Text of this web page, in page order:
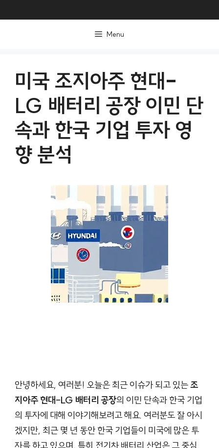
Menu
미국 조지아주 현대-
LG 배터리 공장 이민 단
속과 한국 기업 투자 영
향 분석
안녕하세요, 여러분! 오늘은 최근 이슈가 되고 있는조
지아주 현대-LG 배터리 공장의 이민 단속과 한국 기업
의 투자에 대해 이야기해보려고 해요. 여러분도 잘 아시
겠지만, 최근 몇 년 동안 한국 기업들이 미국에 많은 투
자를 하고 있으며, 특히 전기차 배터리 산업은 그 중심